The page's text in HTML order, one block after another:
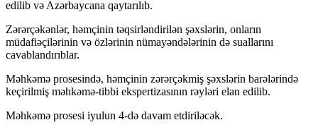
edilib və Azərbaycana qaytarılıb.
Zərərçəkənlər, həmçinin təqsirləndirilən şəxslərin, onların
müdafiəçilərinin və özlərinin nümayəndələrinin də suallarını
cavablandırıblar.
Məhkəmə prosesində, həmçinin zərərçəkmiş şəxslərin barələrində
keçirilmiş məhkəmə-tibbi ekspertizasının rəyləri elan edilib.
Məhkəmə prosesi iyulun 4-də davam etdiriləcək.